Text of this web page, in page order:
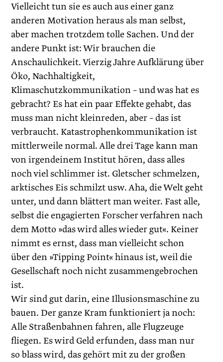
Vielleicht tun sie es auch aus einer ganz
anderen Motivation heraus als man selbst,
aber machen trotzdem tolle Sachen. Und der
andere Punkt ist: Wir brauchen die
Anschaulichkeit. Vierzig Jahre Aufklärung über
Öko, Nachhaltigkeit,
Klimaschutzkommunikation – und was hat es
gebracht? Es hat ein paar Effekte gehabt, das
muss man nicht kleinreden, aber – das ist
verbraucht. Katastrophenkommunikation ist
mittlerweile normal. Alle drei Tage kann man
von irgendeinem Institut hören, dass alles
noch viel schlimmer ist. Gletscher schmelzen,
arktisches Eis schmilzt usw. Aha, die Welt geht
unter, und dann blättert man weiter. Fast alle,
selbst die engagierten Forscher verfahren nach
dem Motto »das wird alles wieder gut«. Keiner
nimmt es ernst, dass man vielleicht schon
über den »Tipping Point« hinaus ist, weil die
Gesellschaft noch nicht zusammengebrochen
ist.
Wir sind gut darin, eine Illusionsmaschine zu
bauen. Der ganze Kram funktioniert ja noch:
Alle Straßenbahnen fahren, alle Flugzeuge
fliegen. Es wird Geld erfunden, dass man nur
so blass wird, das gehört mit zu der großen